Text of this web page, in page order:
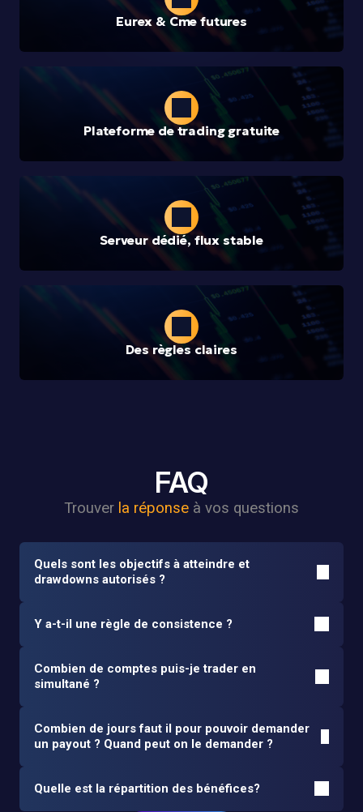
Eurex & Cme futures
Plateforme de trading gratuite
Serveur dédié, flux stable
Des règles claires
FAQ
Trouver la réponse à vos questions
Quels sont les objectifs à atteindre et
drawdowns autorisés ?
Y a-t-il une règle de consistence ?
Combien de comptes puis-je trader en
simultané ?
Combien de jours faut il pour pouvoir demander
un payout ? Quand peut on le demander ?
Quelle est la répartition des bénéfices?